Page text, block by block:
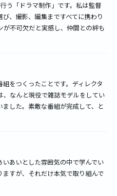
う「ドラマ制作」です。私は監督
、撮影、編集まですべてに携わり
不可欠だと実感し、仲間との絆も
組をつくったことです。ディレクタ
なんと現役で雑誌モデルをしてい
した。素敵な番組が完成して、と
あいとした雰囲気の中で学んでい
すが、それだけ本気で取り組んで